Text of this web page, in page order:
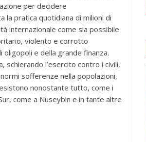
per decidere
la pratica quotidiana di milioni di
internazionale come sia possibile
violento e corrotto
e della grande finanza.
l’esercito contro i civili,
sofferenze nella popolazioni,
nonostante tutto, come i
come a Nuseybin e in tante altre